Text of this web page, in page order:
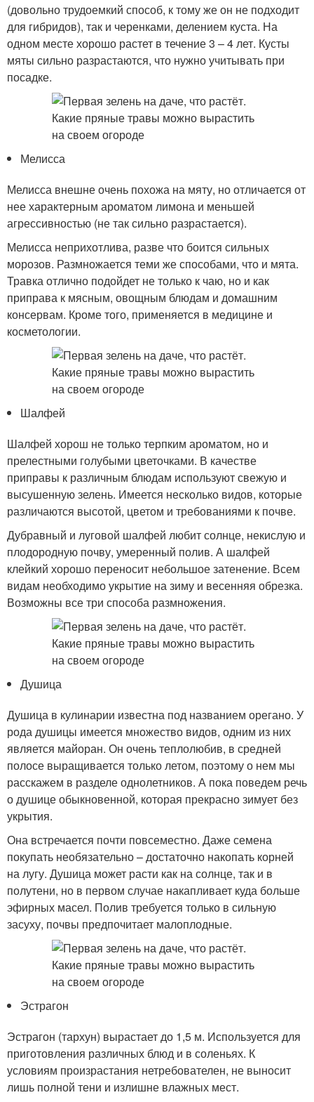
(довольно трудоемкий способ, к тому же он не подходит
для гибридов), так и черенками, делением куста. На
одном месте хорошо растет в течение 3 – 4 лет. Кусты
мяты сильно разрастаются, что нужно учитывать при
посадке.
Мелисса
Мелисса внешне очень похожа на мяту, но отличается от
нее характерным ароматом лимона и меньшей
агрессивностью (не так сильно разрастается).
Мелисса неприхотлива, разве что боится сильных
морозов. Размножается теми же способами, что и мята.
Травка отлично подойдет не только к чаю, но и как
приправа к мясным, овощным блюдам и домашним
консервам. Кроме того, применяется в медицине и
косметологии.
Шалфей
Шалфей хорош не только терпким ароматом, но и
прелестными голубыми цветочками. В качестве
приправы к различным блюдам используют свежую и
высушенную зелень. Имеется несколько видов, которые
различаются высотой, цветом и требованиями к почве.
Дубравный и луговой шалфей любит солнце, некислую и
плодородную почву, умеренный полив. А шалфей
клейкий хорошо переносит небольшое затенение. Всем
видам необходимо укрытие на зиму и весенняя обрезка.
Возможны все три способа размножения.
Душица
Душица в кулинарии известна под названием орегано. У
рода душицы имеется множество видов, одним из них
является майоран. Он очень теплолюбив, в средней
полосе выращивается только летом, поэтому о нем мы
расскажем в разделе однолетников. А пока поведем речь
о душице обыкновенной, которая прекрасно зимует без
укрытия.
Она встречается почти повсеместно. Даже семена
покупать необязательно – достаточно накопать корней
на лугу. Душица может расти как на солнце, так и в
полутени, но в первом случае накапливает куда больше
эфирных масел. Полив требуется только в сильную
засуху, почвы предпочитает малоплодные.
Эстрагон
Эстрагон (тархун) вырастает до 1,5 м. Используется для
приготовления различных блюд и в соленьях. К
условиям произрастания нетребователен, не выносит
лишь полной тени и излишне влажных мест.